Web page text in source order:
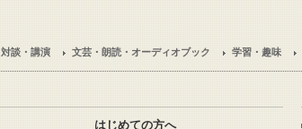
対談・講演 文芸・朗読・オーディオブック 学習・趣味
はじめての方へ